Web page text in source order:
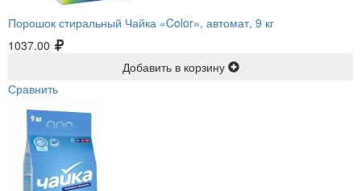
Порошок стиральный Чайка «Color», автомат, 9 кг
1037.00
Добавить в корзину
Сравнить